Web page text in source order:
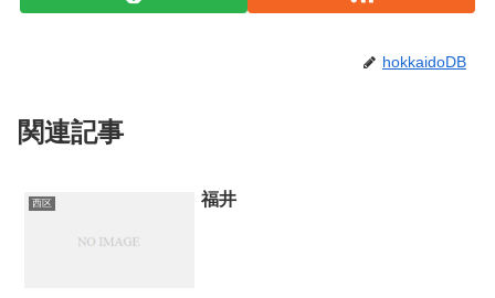
hokkaidoDB
関連記事
西区 福井